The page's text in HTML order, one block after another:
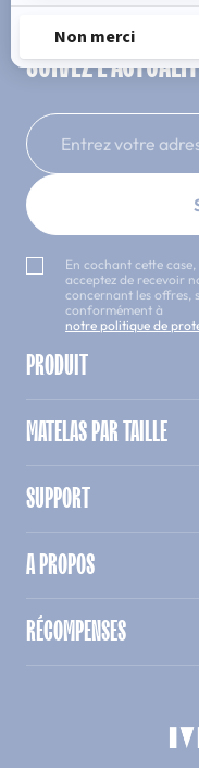
SUIVEZ
Entrez votre
En cochant cette
acceptez de recevoir
concernant les offres,
conformément à
notre politique de
PRODUIT
MATELAS PAR TAILLE
SUPPORT
A PROPOS
RÉCOMPENSES